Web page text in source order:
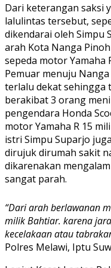
Dari keterangan saksi
lalulintas tersebut,
dikendarai oleh Simpu
arah Kota Nanga
sepeda motor Yamaha
Pemuar menuju
terlalu dekat sehingga
berakibat 3 orang
pengendara Honda
motor Yamaha R 15
istri Simpu Suparjo
dirujuk dirumah sakit
dikarenakan
sangat parah.
“Dari arah berlawanan
milik Bahtiar. karena
kecelakaan atau
Polres Melawi, Iptu